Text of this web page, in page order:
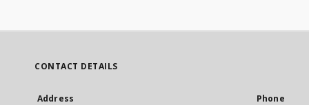
CONTACT DETAILS
Address Phone